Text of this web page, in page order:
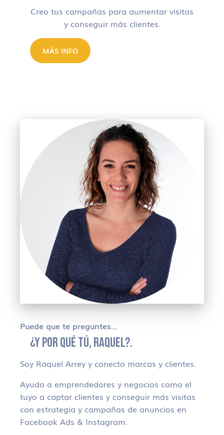
Creo tus campañas para aumentar visitas
y conseguir más clientes.
MÁS INFO
Puede que te preguntes…
¿Y POR QUÉ TÚ, RAQUEL?.
Soy Raquel Arrey y conecto marcas y clientes.
Ayudo a emprendedores y negocios como el
tuyo a captar clientes y conseguir más visitas
con estrategia y campañas de anuncios en
Facebook Ads & Instagram.